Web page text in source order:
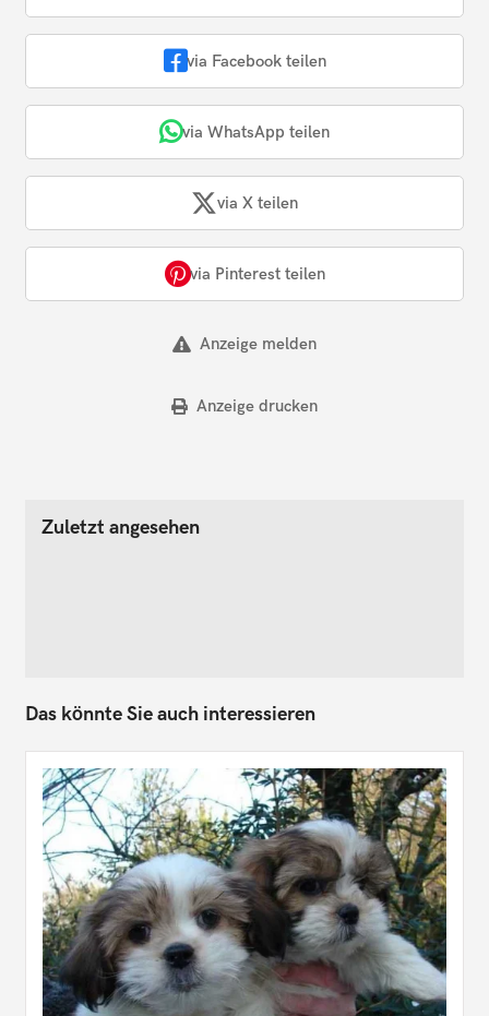
via Facebook teilen
via WhatsApp teilen
via X teilen
via Pinterest teilen
Anzeige melden
Anzeige drucken
Zuletzt angesehen
Das könnte Sie auch interessieren